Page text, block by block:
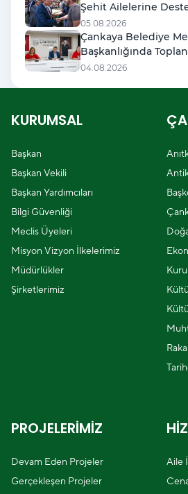
Şehit Ailelerine
05.08.2026
Çankaya Belediye
Başkanlığında
04.08.2026
KURUMSAL
Başkan
Başkan Vekili
Başkan Yardımcıları
Bilgi Güvenliği
Meclis Üyeleri
Misyon Vizyon İlkelerimiz
Müdürlükler
Şirketlerimiz
PROJELERİMİZ
Devam Eden Projeler
Gerçekleşen Projeler
Aile